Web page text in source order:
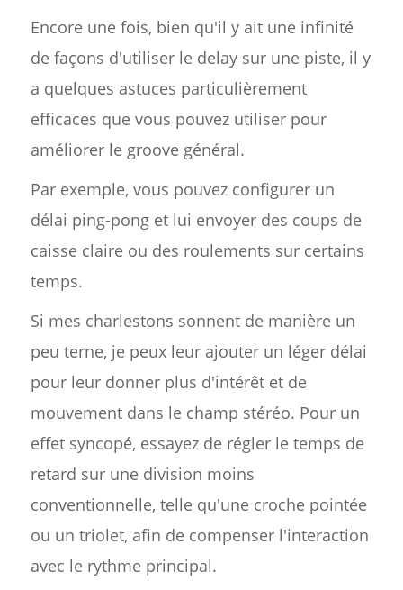
Encore une fois, bien qu'il y ait une infinité
de façons d'utiliser le delay sur une piste, il y
a quelques astuces particulièrement
efficaces que vous pouvez utiliser pour
améliorer le groove général.
Par exemple, vous pouvez configurer un
délai ping-pong et lui envoyer des coups de
caisse claire ou des roulements sur certains
temps.
Si mes charlestons sonnent de manière un
peu terne, je peux leur ajouter un léger délai
pour leur donner plus d'intérêt et de
mouvement dans le champ stéréo. Pour un
effet syncopé, essayez de régler le temps de
retard sur une division moins
conventionnelle, telle qu'une croche pointée
ou un triolet, afin de compenser l'interaction
avec le rythme principal.